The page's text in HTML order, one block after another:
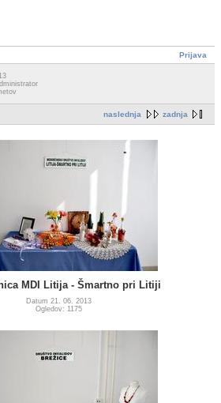
Prijava
naslednja zadnja
MDI Litija - Šmartno pri Litiji
Datum 21. 06. 2013
Ogledov: 1175